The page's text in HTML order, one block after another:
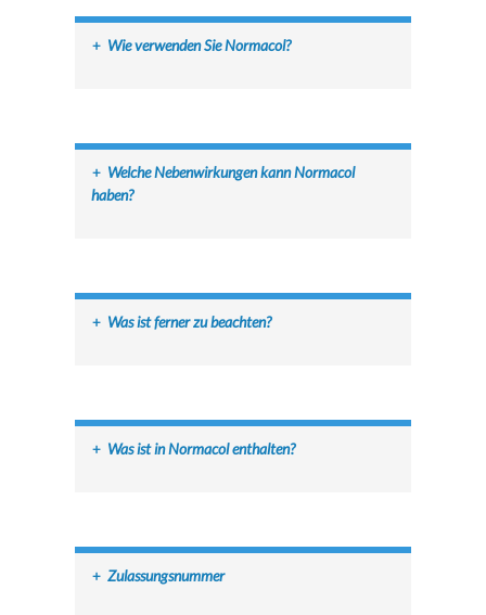
+ Wie verwenden Sie Normacol?
+ Welche Nebenwirkungen kann Normacol
haben?
+ Was ist ferner zu beachten?
+ Was ist in Normacol enthalten?
+ Zulassungsnummer